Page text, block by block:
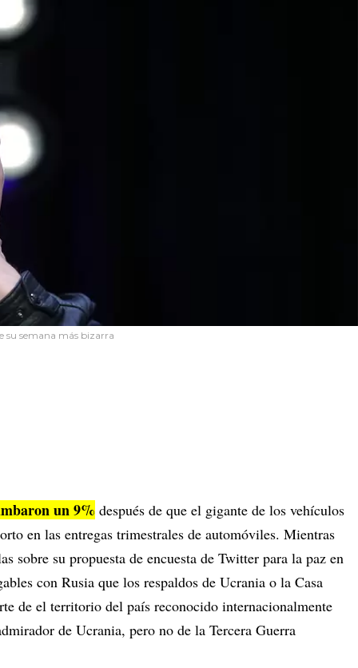
su semana más bizarra
un 9% después de que el gigante de los vehículos
en las entregas trimestrales de automóviles. Mientras
sobre su propuesta de encuesta de Twitter para la paz en
con Rusia que los respaldos de Ucrania o la Casa
de el territorio del país reconocido internacionalmente
de Ucrania, pero no de la Tercera Guerra